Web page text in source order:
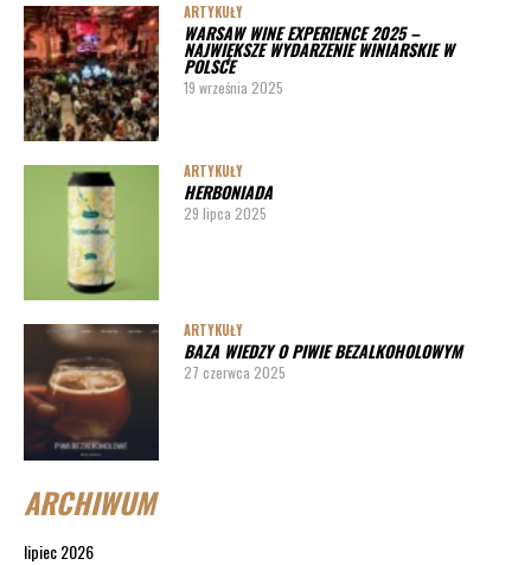
ARTYKUŁY
WARSAW WINE EXPERIENCE 2025 –
NAJWIĘKSZE WYDARZENIE WINIARSKIE W
POLSCE
19 września 2025
ARTYKUŁY
HERBONIADA
29 lipca 2025
ARTYKUŁY
BAZA WIEDZY O PIWIE BEZALKOHOLOWYM
27 czerwca 2025
ARCHIWUM
lipiec 2026